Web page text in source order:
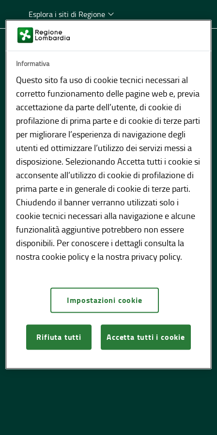
Esplora i siti di Regione
404
non disponibile.
TORNA ALLA
HOME
Informativa
Questo sito fa uso di cookie tecnici necessari al
corretto funzionamento delle pagine web e, previa
accettazione da parte dell’utente, di cookie di
profilazione di prima parte e di cookie di terze parti
per migliorare l’esperienza di navigazione degli
utenti ed ottimizzare l’utilizzo dei servizi messi a
disposizione. Selezionando Accetta tutti i cookie si
acconsente all’utilizzo di cookie di profilazione di
prima parte e in generale di cookie di terze parti.
Chiudendo il banner verranno utilizzati solo i
cookie tecnici necessari alla navigazione e alcune
funzionalità aggiuntive potrebbero non essere
disponibili. Per conoscere i dettagli consulta la
nostra cookie policy e la nostra privacy policy.
Impostazioni cookie
Rifiuta tutti Accetta tutti i cookie